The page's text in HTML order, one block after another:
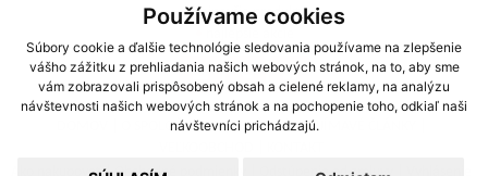
Používame cookies
Súbory cookie a ďalšie technológie sledovania používame na zlepšenie
vášho zážitku z prehliadania našich webových stránok, na to, aby sme
vám zobrazovali prispôsobený obsah a cielené reklamy, na analýzu
návštevnosti našich webových stránok a na pochopenie toho, odkiaľ naši
návštevníci prichádzajú.
•najnovšie produkty
O SPOLOČNOSTI|SLUŽBY|ZAUJÍMAVÉ ČLÁNKY
Ako nakupovať| Obchodné podmienky Odstúpenie od zmluvy